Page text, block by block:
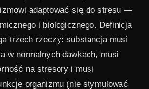
adaptować się do stresu —
i biologicznego. Definicja
trzech rzeczy: substancja musi
w normalnych dawkach, musi
na stresory i musi
organizmu (nie stymulować